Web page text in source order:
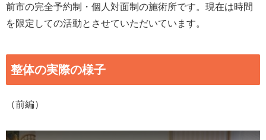
前市の完全予約制・個人対面制の施術所です。現在は時間
を限定しての活動とさせていただいています。
整体の実際の様子
（前編）